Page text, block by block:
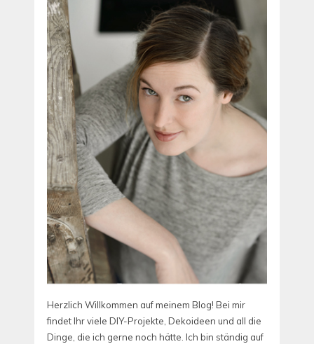
Herzlich Willkommen auf meinem Blog! Bei mir
findet Ihr viele DIY-Projekte, Dekoideen und all die
Dinge, die ich gerne noch hätte. Ich bin ständig auf